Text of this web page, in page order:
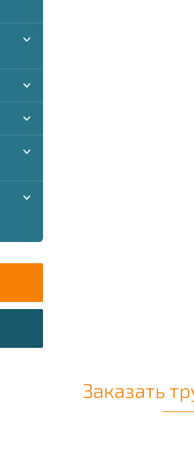
Заказать